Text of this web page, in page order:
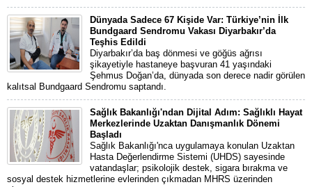
Dünyada Sadece 67 Kişide Var: Türkiye’nin İlk
Bundgaard Sendromu Vakası Diyarbakır’da
Teşhis Edildi
Diyarbakır’da baş dönmesi ve göğüs ağrısı
şikayetiyle hastaneye başvuran 41 yaşındaki
Şehmus Doğan’da, dünyada son derece nadir görülen
kalıtsal Bundgaard Sendromu saptandı.
Sağlık Bakanlığı'ndan Dijital Adım: Sağlıklı Hayat
Merkezlerinde Uzaktan Danışmanlık Dönemi
Başladı
Sağlık Bakanlığı'nca uygulamaya konulan Uzaktan
Hasta Değerlendirme Sistemi (UHDS) sayesinde
vatandaşlar; psikolojik destek, sigara bırakma ve
sosyal destek hizmetlerine evlerinden çıkmadan MHRS üzerinden